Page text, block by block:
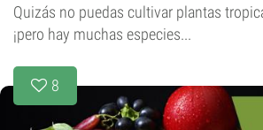
Quizás no puedas cultivar plantas
¡pero hay muchas especies...
8